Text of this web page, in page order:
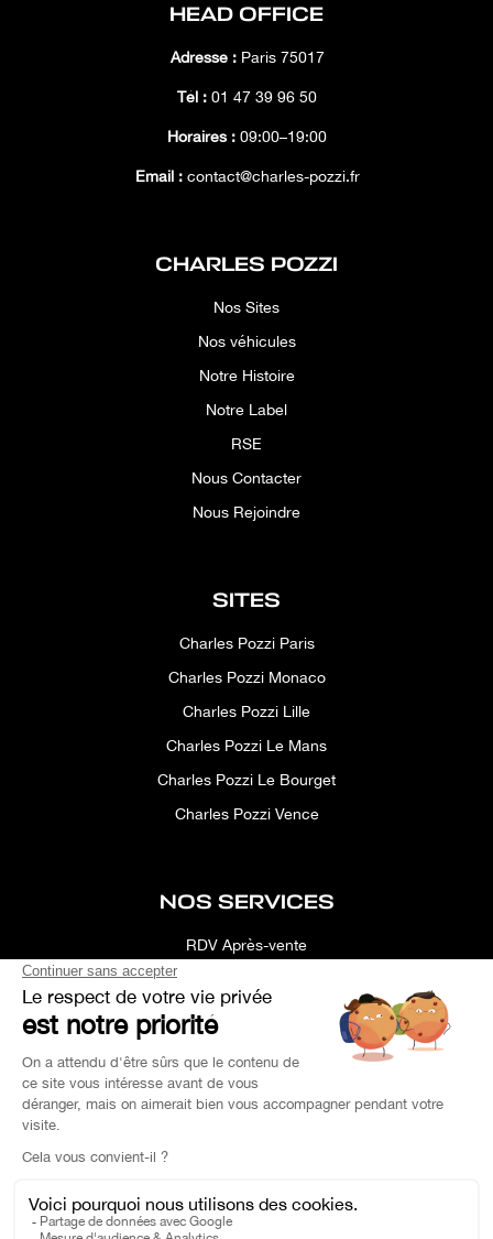
HEAD OFFICE
Adresse :Paris 75017
Tél : 01 47 39 96 50
Horaires : 09:00–19:00
Email :contact@charles-pozzi.fr
CHARLES POZZI
Nos Sites
Nos véhicules
Notre Histoire
Notre Label
RSE
Nous Contacter
Nous Rejoindre
SITES
Charles Pozzi Paris
Charles Pozzi Monaco
Charles Pozzi Lille
Charles Pozzi Le Mans
Charles Pozzi Le Bourget
Charles Pozzi Vence
NOS SERVICES
RDV Après-vente
Simulateur
Recherche Personnalisée